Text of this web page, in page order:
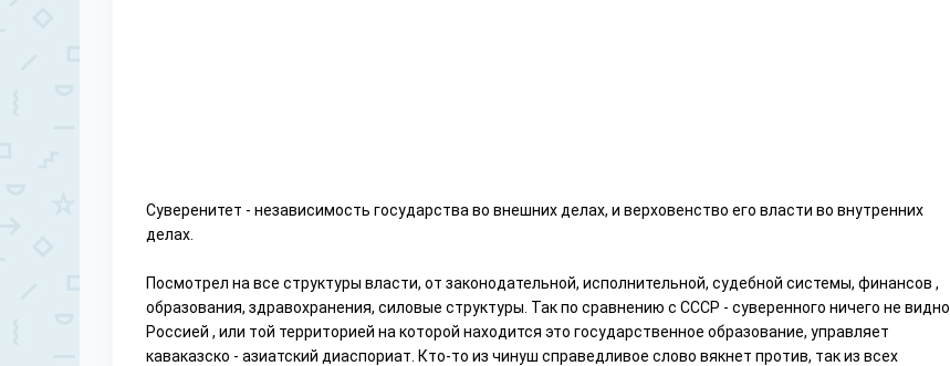
Суверенитет - независимость государства во внешних делах, и верховенство его власти во внутренних
делах.
Посмотрел на все структуры власти, от законодательной, исполнительной, судебной системы, финансов ,
образования, здравохранения, силовые структуры. Так по сравнению с СССР - суверенного ничего не видно.
Россией , или той территорией на которой находится это государственное образование, управляет
каваказско - азиатский диаспориат. Кто-то из чинуш справедливое слово вякнет против, так из всех